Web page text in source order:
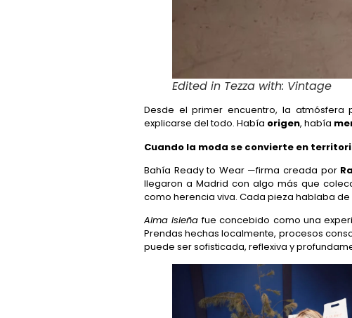
Edited in Tezza with: Vintage
Desde el primer encuentro, la atmósfera
explicarse del todo. Había origen, había
Cuando la moda se convierte en
Bahía Ready to Wear —firma creada por
llegaron a Madrid con algo más que
como herencia viva. Cada pieza hablaba
Alma Isleña fue concebido como una
Prendas hechas localmente, procesos
puede ser sofisticada, reflexiva y